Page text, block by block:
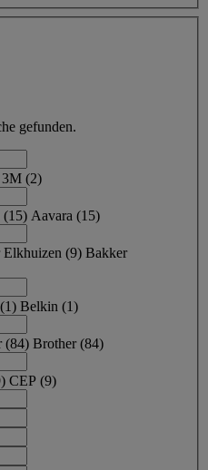
gefunden.
3M (2)
(15) Aavara (15)
(9) Bakker
(1) Belkin (1)
(84) Brother(84)
) CEP (9)